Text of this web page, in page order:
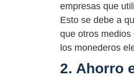
empresas que
Esto se debe a
que otros
los monederos
2. Ahorro